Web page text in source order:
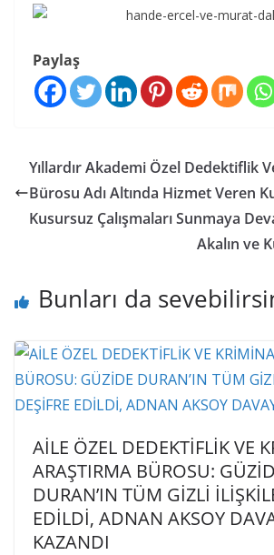
Paylaş
Yıllardır Akademi Özel Dedektiflik
Bürosu Adı Altında Hizmet Veren
Kusursuz Çalışmaları Sunmaya
Akalın ve
Bunları da
AİLE ÖZEL DEDEKTİFLİK VE
ARAŞTIRMA BÜROSU:
DURAN’IN TÜM GİZLİ
EDİLDİ, ADNAN AKSOY
KAZANDI